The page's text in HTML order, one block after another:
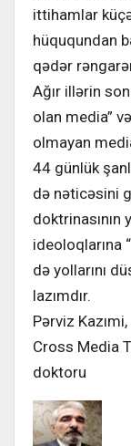
ittihamlar
hüququndan
qədər
Ağır illərin
olan media”
olmayan
44 günlük
də nəticəsini
doktrinasının
ideoloqlarına
də yollarını
lazımdır.
Pərviz Kazımi,
Cross Media
doktoru